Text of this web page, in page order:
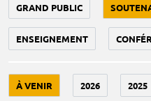
GRAND PUBLIC
ENSEIGNEMENT
À VENIR 2026 2025